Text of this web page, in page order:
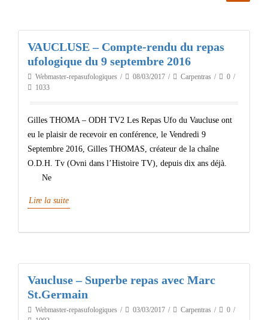
VAUCLUSE – Compte-rendu du repas
ufologique du 9 septembre 2016
Webmaster-repasufologiques 08/03/2017 Carpentras
0
1033
Gilles THOMA – ODH TV2 Les Repas Ufo du Vaucluse ont
eu le plaisir de recevoir en conférence, le Vendredi 9
Septembre 2016, Gilles THOMAS, créateur de la chaîne
O.D.H. Tv (Ovni dans l’Histoire TV), depuis dix ans déjà.
Ne
Lire la suite
Vaucluse – Superbe repas avec Marc
St.Germain
Webmaster-repasufologiques 03/03/2017 Carpentras
0